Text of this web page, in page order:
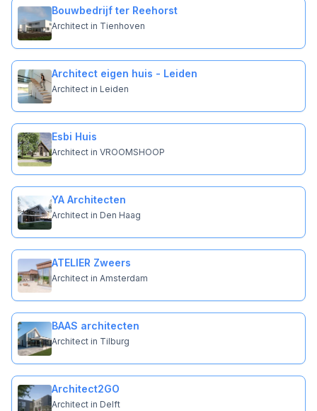
Bouwbedrijf ter Reehorst
Architect in Tienhoven
Architect eigen huis - Leiden
Architect in Leiden
Esbi Huis
Architect in VROOMSHOOP
YA Architecten
Architect in Den Haag
ATELIER Zweers
Architect in Amsterdam
BAAS architecten
Architect in Tilburg
Architect2GO
Architect in Delft